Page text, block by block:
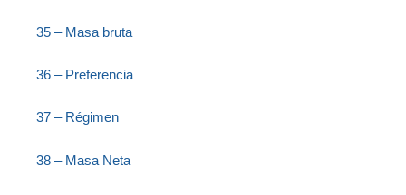
35 – Masa bruta
36 – Preferencia
37 – Régimen
38 – Masa Neta